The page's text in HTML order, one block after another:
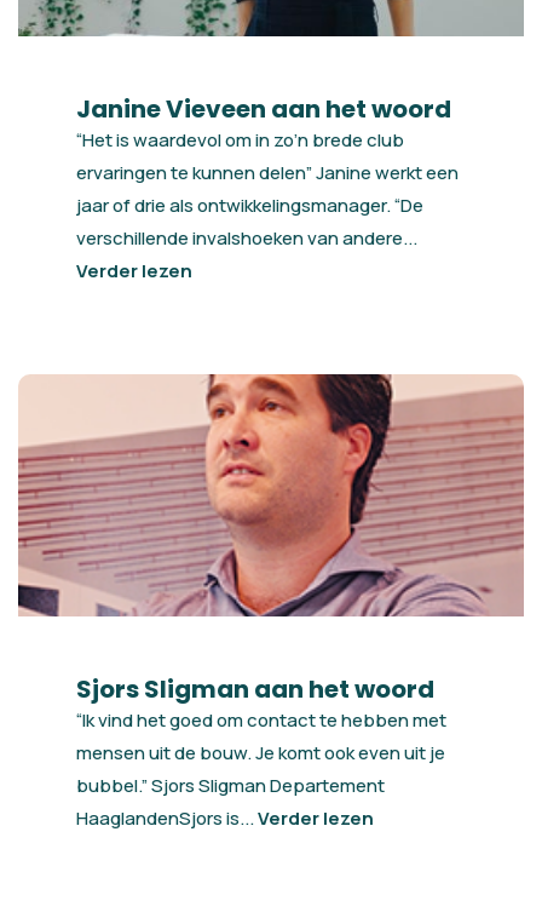
Janine Vieveen aan het woord
“Het is waardevol om in zo’n brede club
ervaringen te kunnen delen” Janine werkt een
jaar of drie als ontwikkelingsmanager. “De
verschillende invalshoeken van andere...
Verder lezen
Sjors Sligman aan het woord
“Ik vind het goed om contact te hebben met
mensen uit de bouw. Je komt ook even uit je
bubbel.” Sjors Sligman Departement
HaaglandenSjors is...Verder lezen